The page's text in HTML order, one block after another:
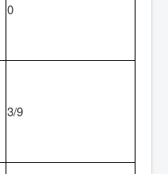
0
3/9